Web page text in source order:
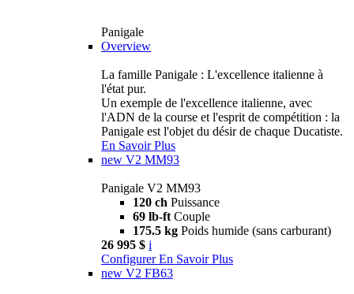
Panigale
Overview
La famille Panigale : L'excellence italienne à
l'état pur.
Un exemple de l'excellence italienne, avec
l'ADN de la course et l'esprit de compétition : la
Panigale est l'objet du désir de chaque Ducatiste.
En Savoir Plus
new V2 MM93
Panigale V2 MM93
120 ch Puissance
69 lb-ft Couple
175.5 kg Poids humide (sans carburant)
26 995 $ i
Configurer En Savoir Plus
new V2 FB63